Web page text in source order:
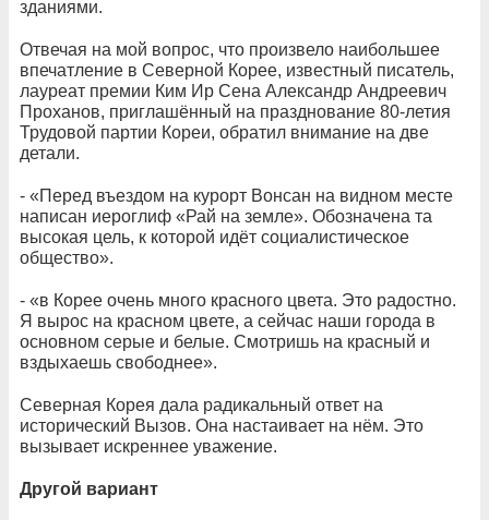
зданиями.
Отвечая на мой вопрос, что произвело наибольшее
впечатление в Северной Корее, известный писатель,
лауреат премии Ким Ир Сена Александр Андреевич
Проханов, приглашённый на празднование 80-летия
Трудовой партии Кореи, обратил внимание на две
детали.
- «Перед въездом на курорт Вонсан на видном месте
написан иероглиф «Рай на земле». Обозначена та
высокая цель, к которой идёт социалистическое
общество».
- «в Корее очень много красного цвета. Это радостно.
Я вырос на красном цвете, а сейчас наши города в
основном серые и белые. Смотришь на красный и
вздыхаешь свободнее».
Северная Корея дала радикальный ответ на
исторический Вызов. Она настаивает на нём. Это
вызывает искреннее уважение.
Другой вариант